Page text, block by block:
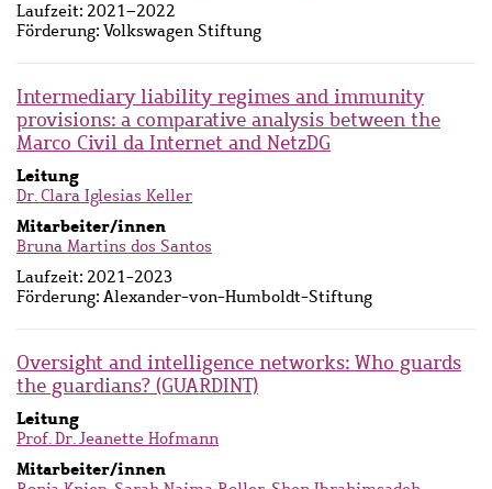
Laufzeit: 2021–2022
Förderung: Volkswagen Stiftung
Intermediary liability regimes and immunity
provisions: a comparative analysis between the
Marco Civil da Internet and NetzDG
Leitung
Dr. Clara Iglesias Keller
Mitarbeiter/innen
Bruna Martins dos Santos
Laufzeit: 2021-2023
Förderung: Alexander-von-Humboldt-Stiftung
Oversight and intelligence networks: Who guards
the guardians? (GUARDINT)
Leitung
Prof. Dr. Jeanette Hofmann
Mitarbeiter/innen